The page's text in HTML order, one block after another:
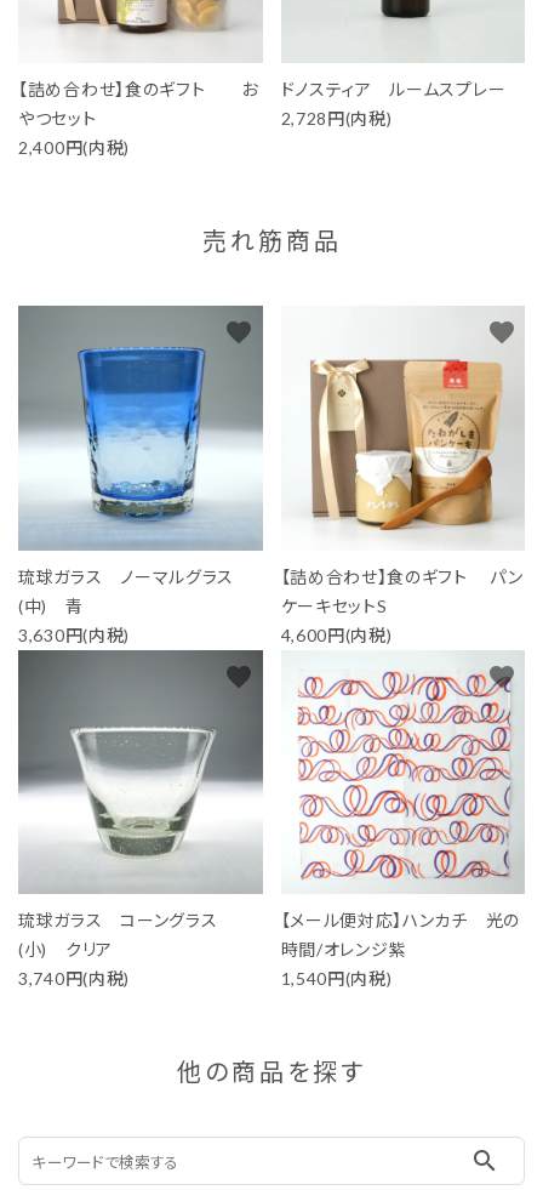
【詰め合わせ】食のギフト お
やつセット
2,400円(内税)
ドノスティア ルームスプレー
2,728円(内税)
売れ筋商品
琉球ガラス ノーマルグラス
(中) 青
3,630円(内税)
favorite
【詰め合わせ】食のギフト パン
ケーキセットS
4,600円(内税)
favorite
琉球ガラス コーングラス
(小) クリア
3,740円(内税)
favorite
【メール便対応】ハンカチ 光の
時間/オレンジ紫
1,540円(内税)
favorite
他の商品を探す
search